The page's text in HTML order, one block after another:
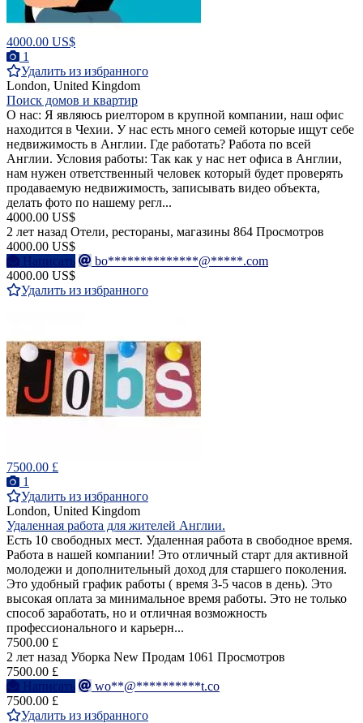
4000.00 US$
1
Удалить из избранного
London, United Kingdom
Поиск домов и квартир
О нас: Я являюсь риелтором в крупной компании, наш офис
находится в Чехии. У нас есть много семей которые ищут себе
недвижимость в Англии. Где работать? Работа по всей
Англии. Условия работы: Так как у нас нет офиса в Англии,
нам нужен ответственный человек который будет проверять
продаваемую недвижимость, записывать видео объекта,
делать фото по нашему регл...
4000.00 US$
2 лет назад Отели, рестораны, магазины 864 Просмотров
4000.00 US$
Написать
bo**************@*****.com
4000.00 US$
Удалить из избранного
7500.00 £
1
Удалить из избранного
London, United Kingdom
Удаленная работа для жителей Англии.
Есть 10 свободных мест. Удаленная работа в свободное время.
Работа в нашей компании! Это отличный старт для активной
молодежи и дополнительный доход для старшего поколения.
Это удобный график работы ( время 3-5 часов в день). Это
высокая оплата за минимальное время работы. Это не только
способ заработать, но и отличная возможность
профессионального и карьерн...
7500.00 £
2 лет назад Уборка New Продам 1061 Просмотров
7500.00 £
Написать
wo**@**********t.co
7500.00 £
Удалить из избранного